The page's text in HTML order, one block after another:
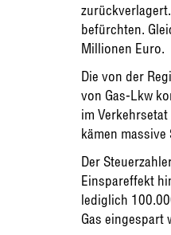
befürchten.
Millionen Euro.
Die von der
von Gas-Lkw
im
kämen
Der
Einspareffekt
lediglich
Gas eingespart